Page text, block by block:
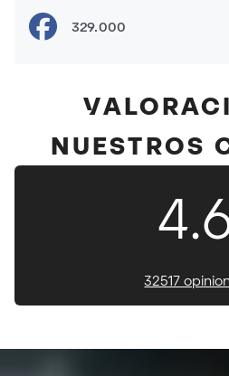
329.000
VALORACIÓN DE
NUESTROS
32517